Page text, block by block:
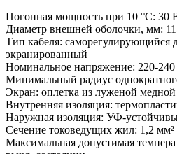
Погонная мощность при 10 °C: 30
Диаметр внешней оболочки, мм:
Тип кабеля: саморегулирующийся
экранированный
Номинальное напряжение: 220-
Минимальный радиус
Экран: оплетка из луженой
Внутренняя изоляция:
Наружная изоляция: УФ-
Сечение токоведущих жил: 1,2 мм²
Максимальная допустимая